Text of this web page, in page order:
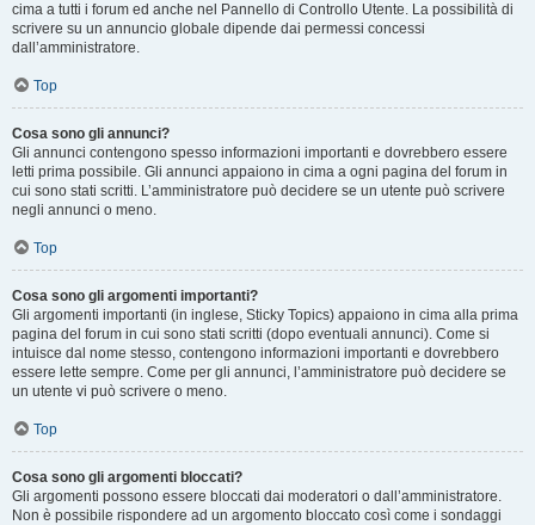
cima a tutti i forum ed anche nel Pannello di Controllo Utente. La possibilità di
scrivere su un annuncio globale dipende dai permessi concessi
dall’amministratore.
Top
Cosa sono gli annunci?
Gli annunci contengono spesso informazioni importanti e dovrebbero essere
letti prima possibile. Gli annunci appaiono in cima a ogni pagina del forum in
cui sono stati scritti. L’amministratore può decidere se un utente può scrivere
negli annunci o meno.
Top
Cosa sono gli argomenti importanti?
Gli argomenti importanti (in inglese, Sticky Topics) appaiono in cima alla prima
pagina del forum in cui sono stati scritti (dopo eventuali annunci). Come si
intuisce dal nome stesso, contengono informazioni importanti e dovrebbero
essere lette sempre. Come per gli annunci, l’amministratore può decidere se
un utente vi può scrivere o meno.
Top
Cosa sono gli argomenti bloccati?
Gli argomenti possono essere bloccati dai moderatori o dall’amministratore.
Non è possibile rispondere ad un argomento bloccato così come i sondaggi